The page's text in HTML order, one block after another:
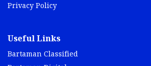
Privacy Policy
Useful Links
Bartaman Classified